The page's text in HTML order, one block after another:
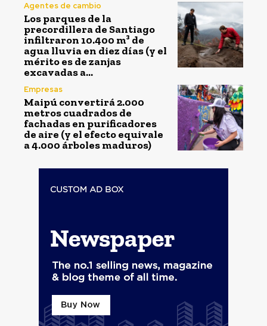
Agentes de cambio
Los parques de la
precordillera de Santiago
infiltraron 10.400 m³ de
agua lluvia en diez días (y el
mérito es de zanjas
excavadas a...
Empresas
Maipú convertirá 2.000
metros cuadrados de
fachadas en purificadores
de aire (y el efecto equivale
a 4.000 árboles maduros)